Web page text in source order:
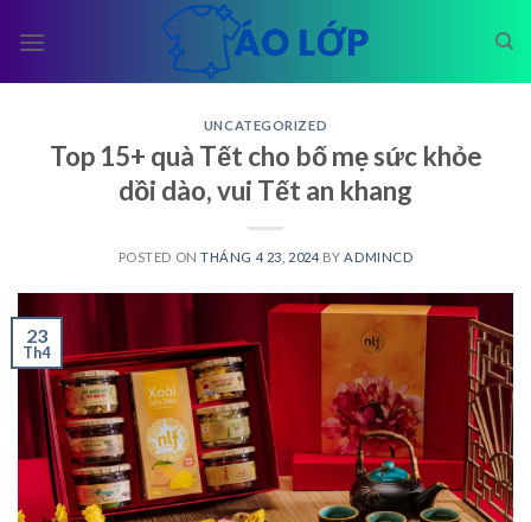
UNCATEGORIZED
Top 15+ quà Tết cho bố mẹ sức khỏe
dồi dào, vui Tết an khang
POSTED ONTHÁNG 4 23, 2024 BY ADMINCD
23
Th4